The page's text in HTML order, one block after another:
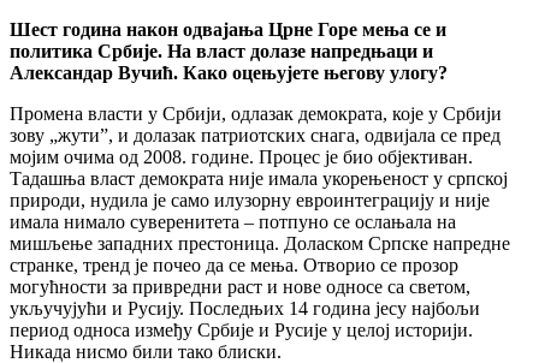
Шест година након одвајања Црне Горе мења се и
политика Србије. На власт долазе напредњаци и
Александар Вучић. Како оцењујете његову улогу?
Промена власти у Србији, одлазак демократа, које у Србији
зову „жути”, и долазак патриотских снага, одвијала се пред
мојим очима од 2008. године. Процес је био објективан.
Тадашња власт демократа није имала укорењеност у српској
природи, нудила је само илузорну евроинтеграцију и није
имала нимало суверенитета – потпуно се ослањала на
мишљење западних престоница. Доласком Српске напредне
странке, тренд је почео да се мења. Отворио се прозор
могућности за привредни раст и нове односе са светом,
укључујући и Русију. Последњих 14 година јесу најбољи
период односа између Србије и Русије у целој историји.
Никада нисмо били тако блиски.